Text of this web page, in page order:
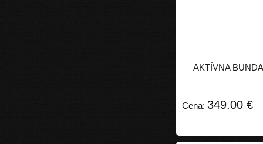
AKTÍVNA
Cena: 349.00 €